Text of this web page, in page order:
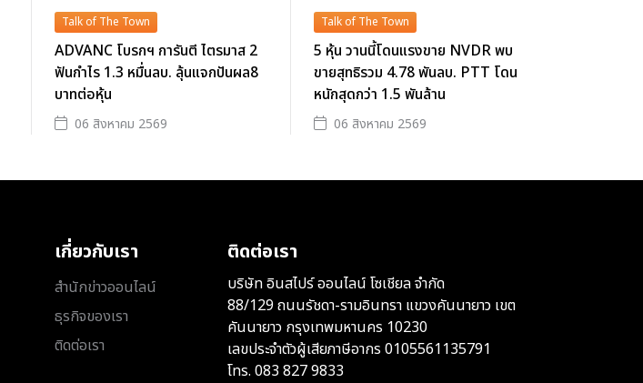
Talk of The Town
ADVANC โบรกฯ การันตี ไตรมาส 2
ฟันกำไร 1.3 หมื่นลบ. ลุ้นแจกปันผล8
บาทต่อหุ้น
06 สิงหาคม 2569
Talk of The Town
5 หุ้น วานนี้โดนแรงขาย NVDR พบ
ขายสุทธิรวม 4.78 พันลบ. PTT โดน
หนักสุดกว่า 1.5 พันล้าน
06 สิงหาคม 2569
เกี่ยวกับเรา
สำนักข่าวออนไลน์
ธุรกิจของเรา
ติดต่อเรา
ติดต่อเรา
บริษัท อินสไปร์ ออนไลน์ โซเชียล จำกัด
88/129 ถนนรัชดา-รามอินทรา แขวงคันนายาว เขต
คันนายาว กรุงเทพมหานคร 10230
เลขประจำตัวผู้เสียภาษีอากร 0105561135791
โทร. 083 827 9833